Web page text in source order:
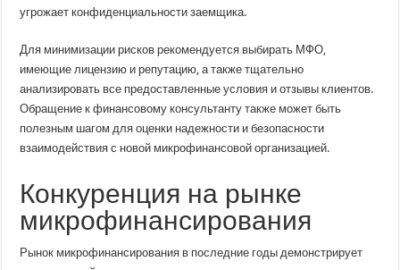
угрожает конфиденциальности заемщика.
Для минимизации рисков рекомендуется выбирать МФО,
имеющие лицензию и репутацию, а также тщательно
анализировать все предоставленные условия и отзывы клиентов.
Обращение к финансовому консультанту также может быть
полезным шагом для оценки надежности и безопасности
взаимодействия с новой микрофинансовой организацией.
Конкуренция на рынке
микрофинансирования
Рынок микрофинансирования в последние годы демонстрирует